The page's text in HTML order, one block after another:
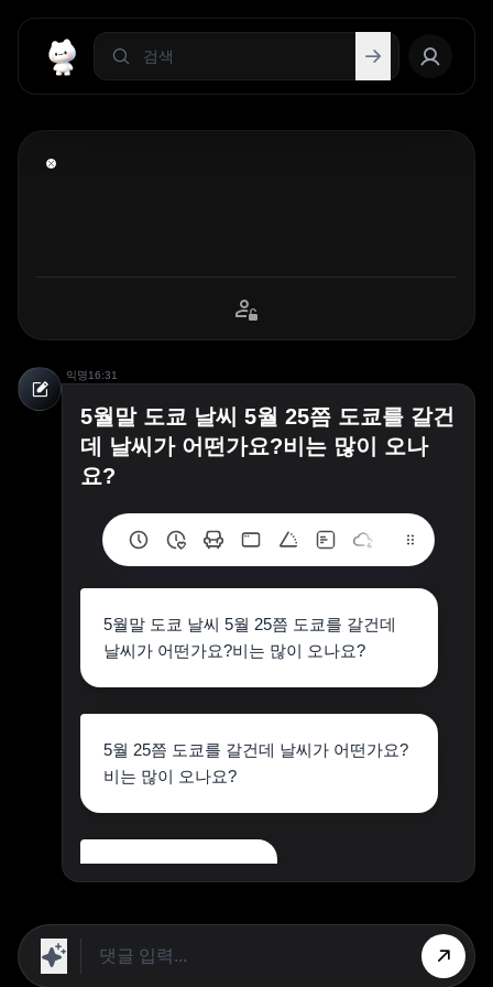
익명16:31
5월말 도쿄 날씨 5월 25쯤 도쿄를 갈건
데 날씨가 어떤가요?비는 많이 오나
요?
5월말 도쿄 날씨 5월 25쯤 도쿄를 갈건데
날씨가 어떤가요?비는 많이 오나요?
5월 25쯤 도쿄를 갈건데 날씨가 어떤가요?
비는 많이 오나요?